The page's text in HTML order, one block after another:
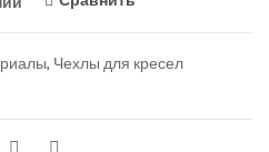
, Чехлы для кресел